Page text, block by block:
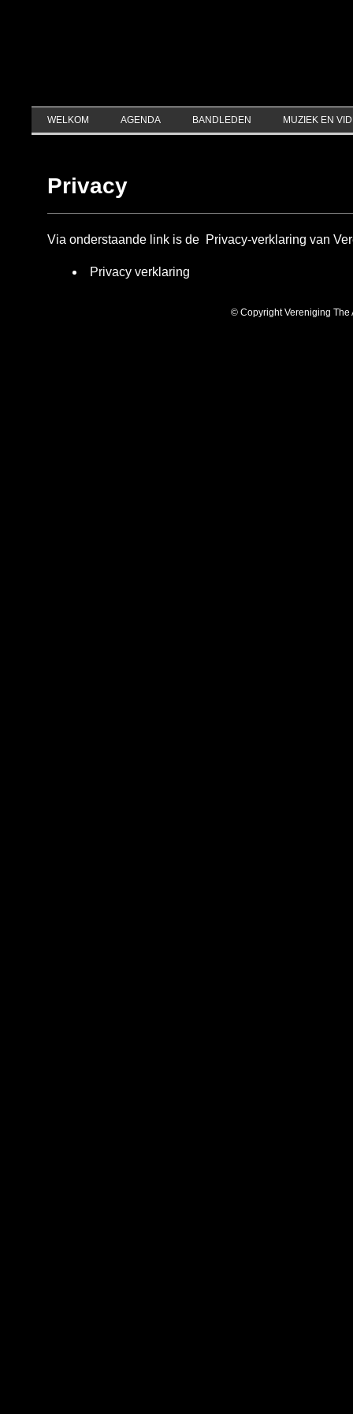
WELKOM AGENDA BANDLEDEN MUZIEK EN
Privacy
Via onderstaande link is de Privacy-verklaring van
Privacy verklaring
© Copyright Vereniging The